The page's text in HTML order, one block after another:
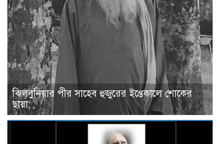
ঝিলবুনিয়ার পীর সাহেব হুজুরের ইন্তেকালে শোকের
ছায়া;